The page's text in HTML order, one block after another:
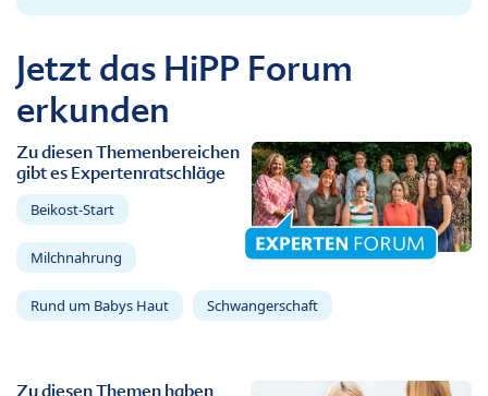
Jetzt das HiPP Forum
erkunden
Zu diesen Themenbereichen
gibt es Expertenratschläge
Beikost-Start
Milchnahrung
Rund um Babys Haut Schwangerschaft
Zu diesen Themen haben